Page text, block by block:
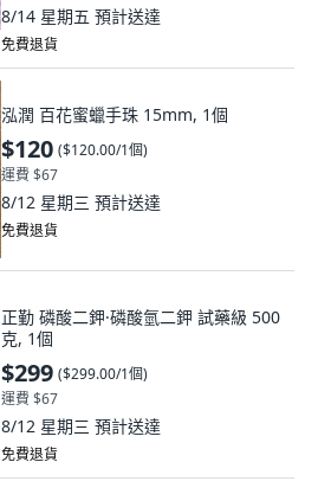
8/14 星期五 預計送達
免費退貨
泓潤 百花蜜蠟手珠 15mm, 1個
$120 ($120.00/1個)
運費 $67
8/12 星期三 預計送達
免費退貨
正勤 磷酸二鉀·磷酸氫二鉀 試藥級 500
克, 1個
$299 ($299.00/1個)
運費 $67
8/12 星期三 預計送達
免費退貨